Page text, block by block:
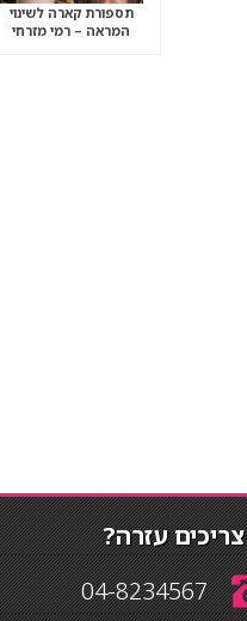
תספורת קארה לשינוי
המראה – רמי מזרחי
צריכים עזרה?
04-8234567